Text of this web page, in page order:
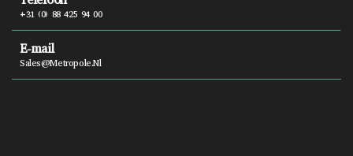
+31 (0) 88 425 94 00
E-mail
Sales@metropole.nl